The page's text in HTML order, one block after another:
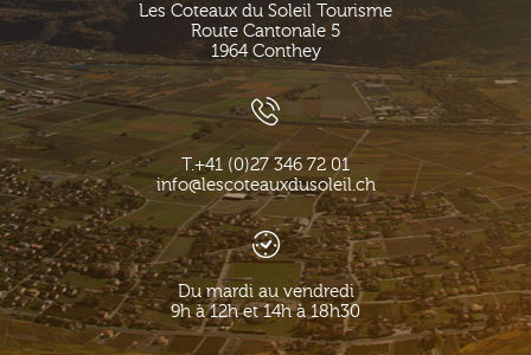
Les Coteaux du Soleil Tourisme
Route Cantonale 5
1964 Conthey
T.+41 (0)27 346 72 01
info@lescoteauxdusoleil.ch
Du mardi au vendredi
9h à 12h et 14h à 18h30